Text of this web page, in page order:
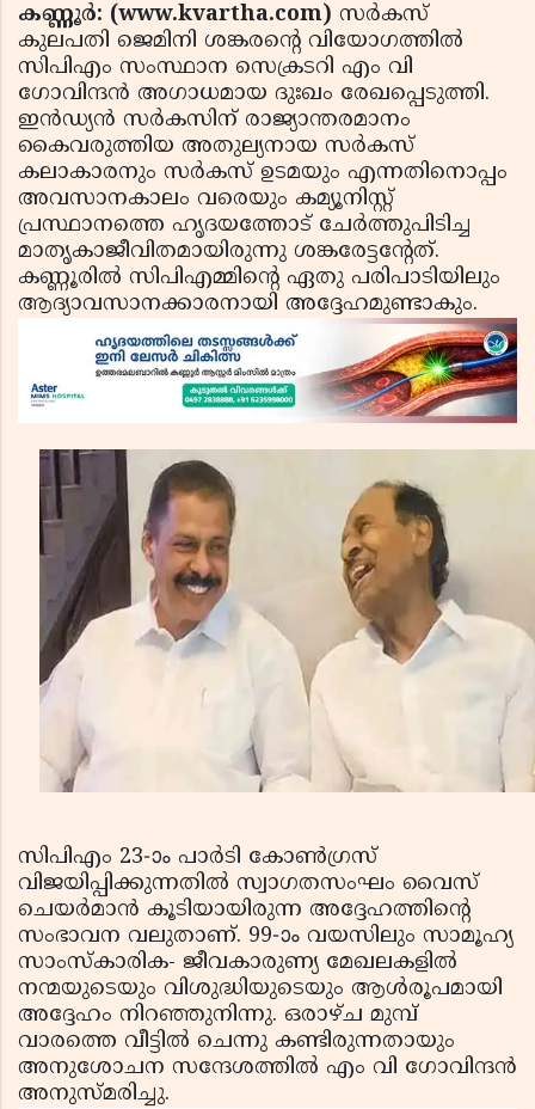
കണ്ണൂര്‍: (www.kvartha.com) സര്‍കസ്
കുലപതി ജെമിനി ശങ്കരന്റെ വിയോഗത്തില്‍
സിപിഎം സംസ്ഥാന സെക്രടറി എം വി
ഗോവിന്ദന്‍ അഗാധമായ ദുഃഖം രേഖപ്പെടുത്തി.
ഇന്‍ഡ്യന്‍ സര്‍കസിന് രാജ്യാന്തരമാനം
കൈവരുത്തിയ അതുല്യനായ സര്‍കസ്
കലാകാരനും സര്‍കസ് ഉടമയും എന്നതിനൊപ്പം
അവസാനകാലം വരെയും കമ്യൂനിസ്റ്റ്
പ്രസ്ഥാനത്തെ ഹൃദയത്തോട് ചേര്‍ത്തുപിടിച്ച
മാതൃകാജീവിതമായിരുന്നു ശങ്കരേട്ടന്റേത്.
കണ്ണൂരില്‍ സിപിഎമ്മിന്റെ ഏതു പരിപാടിയിലും
ആദ്യാവസാനക്കാരനായി അദ്ദേഹമുണ്ടാകും.
സിപിഎം 23-ാം പാര്‍ടി കോണ്‍ഗ്രസ്
വിജയിപ്പിക്കുന്നതില്‍ സ്വാഗതസംഘം വൈസ്
ചെയര്‍മാന്‍ കൂടിയായിരുന്ന അദ്ദേഹത്തിന്റെ
സംഭാവന വലുതാണ്. 99-ാം വയസിലും സാമൂഹ്യ
സാംസ്‌കാരിക- ജീവകാരുണ്യ മേഖലകളില്‍
നന്മയുടെയും വിശുദ്ധിയുടെയും ആള്‍രൂപമായി
അദ്ദേഹം നിറഞ്ഞുനിന്നു. ഒരാഴ്ച മുമ്പ്
വാരത്തെ വീട്ടില്‍ ചെന്നു കണ്ടിരുന്നതായും
അനുശോചന സന്ദേശത്തില്‍ എം വി ഗോവിന്ദന്‍
അനുസ്മരിച്ചു.